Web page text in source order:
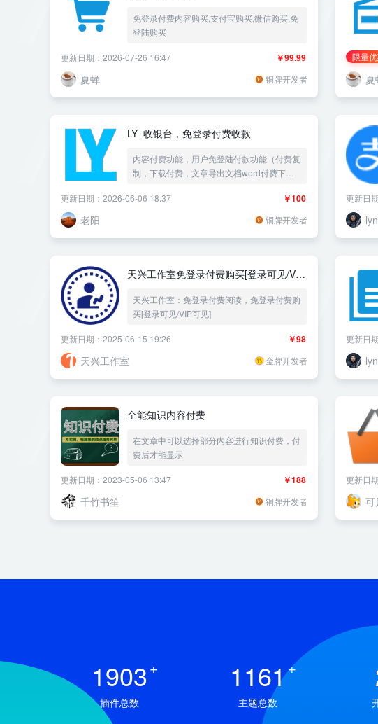
免登录付费内容购买,支付宝购买,微信购买,免
登陆购买
￥99.99
更新日期：2026-07-26 16:47
夏蝉 铜牌开发者
限量
夏
LY_收银台，免登录付费收款
内容付费功能，用户免登陆付款功能（付费复
制，下载付费，文章导出文档word付费下载
容、用户自定义付款打赏网站）支持微信
Native支付、JSAPI支付、H5支付，支付宝当
面付、网站支付、手机支付、码支付、易支
￥100
更新日期：2026-06-06 18:37
老阳 铜牌开发者
更新日
天兴工作室免登录付费购买[登录可见/VIP
天兴工作室：免登录付费阅读，免登录付费购
买[登录可见/VIP可见]
￥98
更新日期：2025-06-15 19:26
天兴工作室 金牌开发者
更新日
全能知识内容付费
在文章中可以选择部分内容进行知识付费，付
费后才能显示
￥188
更新日期：2023-05-06 13:47
千竹书笙 铜牌开发者
更新日
可
1903+
插件总数
1161+
主题总数